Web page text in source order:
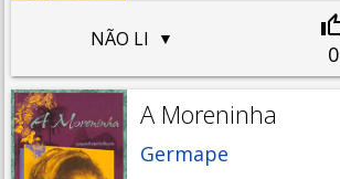
NÃO LI
0
A Moreninha
Germape